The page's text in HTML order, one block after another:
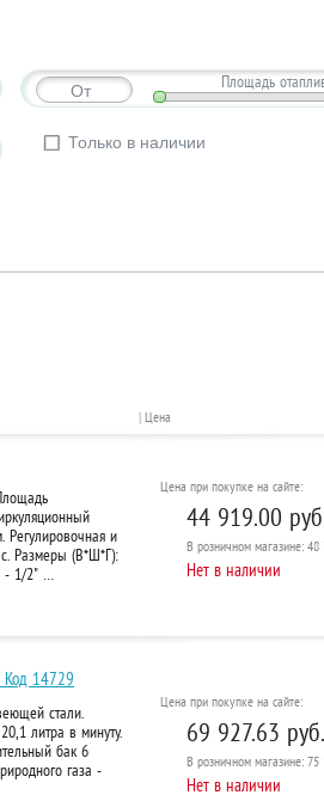
От Площадь
Только в наличии
| Цена
Регулировочная и
Размеры (В*Ш*Г):
- 1/2" …
Цена при покупке на сайте:
44 919.00
В розничном магазине: 48
Нет в наличии
Код 14729
стали.
литра в минуту.
бак 6
газа -
Цена при покупке на сайте:
69 927.63 руб.
В розничном магазине: 75
Нет в наличии